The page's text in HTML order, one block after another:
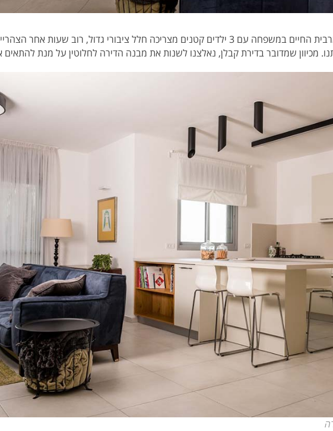
כבר בשלב התכניות היה לי ברור שמרבית החיים במשפחה עם 3 ילדים קטנים מצריכה חלל ציבורי גדול, רוב שעות אחר
מכיוון שמדובר בדירת קבלן, נאלצנו לשנות את מבנה הדירה לחלוטין על מנת להתאים